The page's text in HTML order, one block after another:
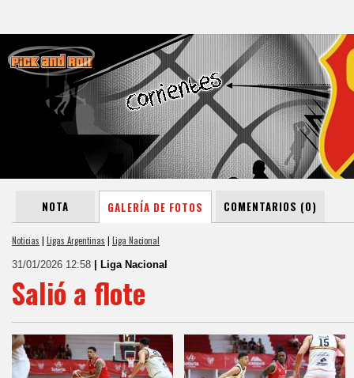
NOTA GALERÍA DE FOTOS COMENTARIOS (0)
Noticias | Ligas Argentinas | Liga Nacional
31/01/2026 12:58 | Liga Nacional
Salió a flote